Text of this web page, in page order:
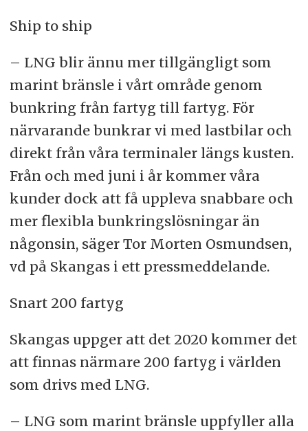
Ship to ship
– LNG blir ännu mer tillgängligt som
marint bränsle i vårt område genom
bunkring från fartyg till fartyg. För
närvarande bunkrar vi med lastbilar och
direkt från våra terminaler längs kusten.
Från och med juni i år kommer våra
kunder dock att få uppleva snabbare och
mer flexibla bunkringslösningar än
någonsin, säger Tor Morten Osmundsen,
vd på Skangas i ett pressmeddelande.
Snart 200 fartyg
Skangas uppger att det 2020 kommer det
att finnas närmare 200 fartyg i världen
som drivs med LNG.
– LNG som marint bränsle uppfyller alla